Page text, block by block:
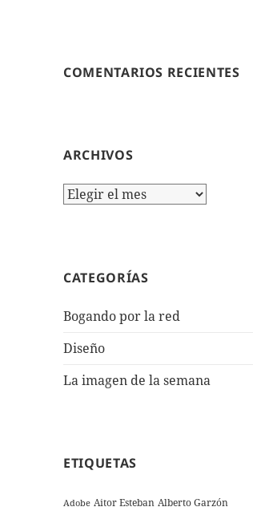
COMENTARIOS RECIENTES
ARCHIVOS
Archivos
CATEGORÍAS
Bogando por la red
Diseño
La imagen de la semana
ETIQUETAS
Adobe Aitor Esteban Alberto Garzón